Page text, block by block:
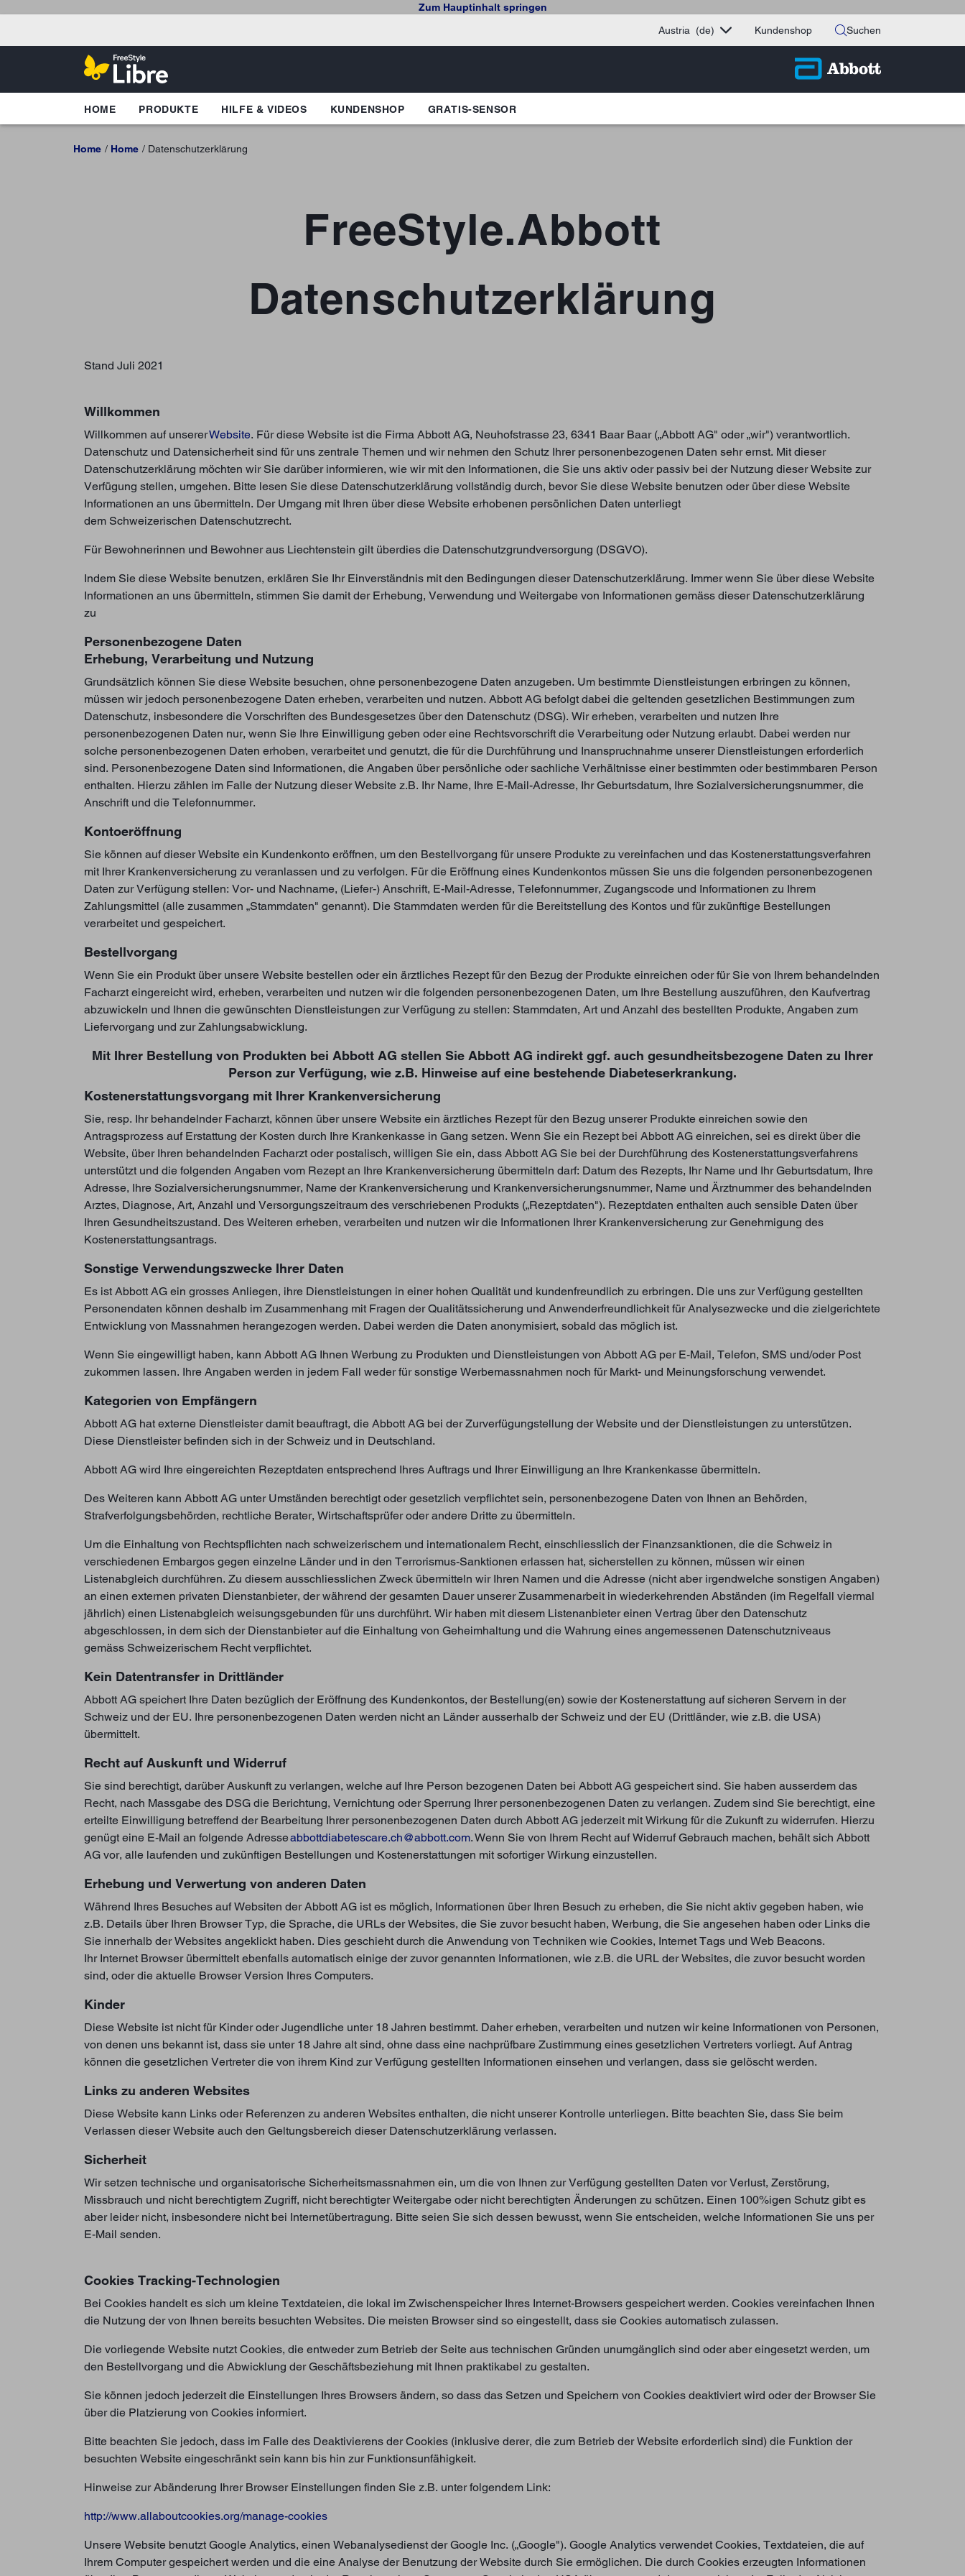
Zum Hauptinhalt springen
Austria
(de) Kundenshop Suchen
HOME PRODUKTE HILFE & VIDEOS KUNDENSHOP GRATIS-SENSOR
Home Home Datenschutzerklärung
FreeStyle.Abbott
Datenschutzerklärung
Stand Juli 2021
Willkommen
Willkommen auf unsererWebsite. Für diese Website ist die Firma Abbott AG, Neuhofstrasse 23, 6341 Baar Baar („Abbott AG" oder „wir") verantwortlich.
Datenschutz und Datensicherheit sind für uns zentrale Themen und wir nehmen den Schutz Ihrer personenbezogenen Daten sehr ernst. Mit dieser
Datenschutzerklärung möchten wir Sie darüber informieren, wie wir mit den Informationen, die Sie uns aktiv oder passiv bei der Nutzung dieser Website zur
Verfügung stellen, umgehen. Bitte lesen Sie diese Datenschutzerklärung vollständig durch, bevor Sie diese Website benutzen oder über diese Website
Informationen an uns übermitteln. Der Umgang mit Ihren über diese Website erhobenen persönlichen Daten unterliegt
dem Schweizerischen Datenschutzrecht.
Für Bewohnerinnen und Bewohner aus Liechtenstein gilt überdies die Datenschutzgrundversorgung (DSGVO).
Indem Sie diese Website benutzen, erklären Sie Ihr Einverständnis mit den Bedingungen dieser Datenschutzerklärung. Immer wenn Sie über diese Website
Informationen an uns übermitteln, stimmen Sie damit der Erhebung, Verwendung und Weitergabe von Informationen gemäss dieser Datenschutzerklärung
zu
Personenbezogene Daten
Erhebung, Verarbeitung und Nutzung
Grundsätzlich können Sie diese Website besuchen, ohne personenbezogene Daten anzugeben. Um bestimmte Dienstleistungen erbringen zu können,
müssen wir jedoch personenbezogene Daten erheben, verarbeiten und nutzen. Abbott AG befolgt dabei die geltenden gesetzlichen Bestimmungen zum
Datenschutz, insbesondere die Vorschriften des Bundesgesetzes über den Datenschutz (DSG). Wir erheben, verarbeiten und nutzen Ihre
personenbezogenen Daten nur, wenn Sie Ihre Einwilligung geben oder eine Rechtsvorschrift die Verarbeitung oder Nutzung erlaubt. Dabei werden nur
solche personenbezogenen Daten erhoben, verarbeitet und genutzt, die für die Durchführung und Inanspruchnahme unserer Dienstleistungen erforderlich
sind. Personenbezogene Daten sind Informationen, die Angaben über persönliche oder sachliche Verhältnisse einer bestimmten oder bestimmbaren Person
enthalten. Hierzu zählen im Falle der Nutzung dieser Website z.B. Ihr Name, Ihre E-Mail-Adresse, Ihr Geburtsdatum, Ihre Sozialversicherungsnummer, die
Anschrift und die Telefonnummer.
Kontoeröffnung
Sie können auf dieser Website ein Kundenkonto eröffnen, um den Bestellvorgang für unsere Produkte zu vereinfachen und das Kostenerstattungsverfahren
mit Ihrer Krankenversicherung zu veranlassen und zu verfolgen. Für die Eröffnung eines Kundenkontos müssen Sie uns die folgenden personenbezogenen
Daten zur Verfügung stellen: Vor- und Nachname, (Liefer-) Anschrift, E-Mail-Adresse, Telefonnummer, Zugangscode und Informationen zu Ihrem
Zahlungsmittel (alle zusammen „Stammdaten" genannt). Die Stammdaten werden für die Bereitstellung des Kontos und für zukünftige Bestellungen
verarbeitet und gespeichert.
Bestellvorgang
Wenn Sie ein Produkt über unsere Website bestellen oder ein ärztliches Rezept für den Bezug der Produkte einreichen oder für Sie von Ihrem behandelnden
Facharzt eingereicht wird, erheben, verarbeiten und nutzen wir die folgenden personenbezogenen Daten, um Ihre Bestellung auszuführen, den Kaufvertrag
abzuwickeln und Ihnen die gewünschten Dienstleistungen zur Verfügung zu stellen: Stammdaten, Art und Anzahl des bestellten Produkte, Angaben zum
Liefervorgang und zur Zahlungsabwicklung.
Mit Ihrer Bestellung von Produkten bei Abbott AG stellen Sie Abbott AG indirekt ggf. auch gesundheitsbezogene Daten zu Ihrer
Person zur Verfügung, wie z.B. Hinweise auf eine bestehende Diabeteserkrankung.
Kostenerstattungsvorgang mit Ihrer Krankenversicherung
Sie, resp. Ihr behandelnder Facharzt, können über unsere Website ein ärztliches Rezept für den Bezug unserer Produkte einreichen sowie den
Antragsprozess auf Erstattung der Kosten durch Ihre Krankenkasse in Gang setzen. Wenn Sie ein Rezept bei Abbott AG einreichen, sei es direkt über die
Website, über Ihren behandelnden Facharzt oder postalisch, willigen Sie ein, dass Abbott AG Sie bei der Durchführung des Kostenerstattungsverfahrens
unterstützt und die folgenden Angaben vom Rezept an Ihre Krankenversicherung übermitteln darf: Datum des Rezepts, Ihr Name und Ihr Geburtsdatum, Ihre
Adresse, Ihre Sozialversicherungsnummer, Name der Krankenversicherung und Krankenversicherungsnummer, Name und Ärztnummer des behandelnden
Arztes, Diagnose, Art, Anzahl und Versorgungszeitraum des verschriebenen Produkts („Rezeptdaten"). Rezeptdaten enthalten auch sensible Daten über
Ihren Gesundheitszustand. Des Weiteren erheben, verarbeiten und nutzen wir die Informationen Ihrer Krankenversicherung zur Genehmigung des
Kostenerstattungsantrags.
Sonstige Verwendungszwecke Ihrer Daten
Es ist Abbott AG ein grosses Anliegen, ihre Dienstleistungen in einer hohen Qualität und kundenfreundlich zu erbringen. Die uns zur Verfügung gestellten
Personendaten können deshalb im Zusammenhang mit Fragen der Qualitätssicherung und Anwenderfreundlichkeit für Analysezwecke und die zielgerichtete
Entwicklung von Massnahmen herangezogen werden. Dabei werden die Daten anonymisiert, sobald das möglich ist.
Wenn Sie eingewilligt haben, kann Abbott AG Ihnen Werbung zu Produkten und Dienstleistungen von Abbott AG per E-Mail, Telefon, SMS und/oder Post
zukommen lassen. Ihre Angaben werden in jedem Fall weder für sonstige Werbemassnahmen noch für Markt- und Meinungsforschung verwendet.
Kategorien von Empfängern
Abbott AG hat externe Dienstleister damit beauftragt, die Abbott AG bei der Zurverfügungstellung der Website und der Dienstleistungen zu unterstützen.
Diese Dienstleister befinden sich in der Schweiz und in Deutschland.
Abbott AG wird Ihre eingereichten Rezeptdaten entsprechend Ihres Auftrags und Ihrer Einwilligung an Ihre Krankenkasse übermitteln.
Des Weiteren kann Abbott AG unter Umständen berechtigt oder gesetzlich verpflichtet sein, personenbezogene Daten von Ihnen an Behörden,
Strafverfolgungsbehörden, rechtliche Berater, Wirtschaftsprüfer oder andere Dritte zu übermitteln.
Um die Einhaltung von Rechtspflichten nach schweizerischem und internationalem Recht, einschliesslich der Finanzsanktionen, die die Schweiz in
verschiedenen Embargos gegen einzelne Länder und in den Terrorismus-Sanktionen erlassen hat, sicherstellen zu können, müssen wir einen
Listenabgleich durchführen. Zu diesem ausschliesslichen Zweck übermitteln wir Ihren Namen und die Adresse (nicht aber irgendwelche sonstigen Angaben)
an einen externen privaten Dienstanbieter, der während der gesamten Dauer unserer Zusammenarbeit in wiederkehrenden Abständen (im Regelfall viermal
jährlich) einen Listenabgleich weisungsgebunden für uns durchführt. Wir haben mit diesem Listenanbieter einen Vertrag über den Datenschutz
abgeschlossen, in dem sich der Dienstanbieter auf die Einhaltung von Geheimhaltung und die Wahrung eines angemessenen Datenschutzniveaus
gemäss Schweizerischem Recht verpflichtet.
Kein Datentransfer in Drittländer
Abbott AG speichert Ihre Daten bezüglich der Eröffnung des Kundenkontos, der Bestellung(en) sowie der Kostenerstattung auf sicheren Servern in der
Schweiz und der EU. Ihre personenbezogenen Daten werden nicht an Länder ausserhalb der Schweiz und der EU (Drittländer, wie z.B. die USA)
übermittelt.
Recht auf Auskunft und Widerruf
Sie sind berechtigt, darüber Auskunft zu verlangen, welche auf Ihre Person bezogenen Daten bei Abbott AG gespeichert sind. Sie haben ausserdem das
Recht, nach Massgabe des DSG die Berichtung, Vernichtung oder Sperrung Ihrer personenbezogenen Daten zu verlangen. Zudem sind Sie berechtigt, eine
erteilte Einwilligung betreffend der Bearbeitung Ihrer personenbezogenen Daten durch Abbott AG jederzeit mit Wirkung für die Zukunft zu widerrufen. Hierzu
genügt eine E-Mail an folgende Adresseabbottdiabetescare.ch@abbott.com. Wenn Sie von Ihrem Recht auf Widerruf Gebrauch machen, behält sich Abbott
AG vor, alle laufenden und zukünftigen Bestellungen und Kostenerstattungen mit sofortiger Wirkung einzustellen.
Erhebung und Verwertung von anderen Daten
Während Ihres Besuches auf Websiten der Abbott AG ist es möglich, Informationen über Ihren Besuch zu erheben, die Sie nicht aktiv gegeben haben, wie
z.B. Details über Ihren Browser Typ, die Sprache, die URLs der Websites, die Sie zuvor besucht haben, Werbung, die Sie angesehen haben oder Links die
Sie innerhalb der Websites angeklickt haben. Dies geschieht durch die Anwendung von Techniken wie Cookies, Internet Tags und Web Beacons.
Ihr Internet Browser übermittelt ebenfalls automatisch einige der zuvor genannten Informationen, wie z.B. die URL der Websites, die zuvor besucht worden
sind, oder die aktuelle Browser Version Ihres Computers.
Kinder
Diese Website ist nicht für Kinder oder Jugendliche unter 18 Jahren bestimmt. Daher erheben, verarbeiten und nutzen wir keine Informationen von Personen,
von denen uns bekannt ist, dass sie unter 18 Jahre alt sind, ohne dass eine nachprüfbare Zustimmung eines gesetzlichen Vertreters vorliegt. Auf Antrag
können die gesetzlichen Vertreter die von ihrem Kind zur Verfügung gestellten Informationen einsehen und verlangen, dass sie gelöscht werden.
Links zu anderen Websites
Diese Website kann Links oder Referenzen zu anderen Websites enthalten, die nicht unserer Kontrolle unterliegen. Bitte beachten Sie, dass Sie beim
Verlassen dieser Website auch den Geltungsbereich dieser Datenschutzerklärung verlassen.
Sicherheit
Wir setzen technische und organisatorische Sicherheitsmassnahmen ein, um die von Ihnen zur Verfügung gestellten Daten vor Verlust, Zerstörung,
Missbrauch und nicht berechtigtem Zugriff, nicht berechtigter Weitergabe oder nicht berechtigten Änderungen zu schützen. Einen 100%igen Schutz gibt es
aber leider nicht, insbesondere nicht bei Internetübertragung. Bitte seien Sie sich dessen bewusst, wenn Sie entscheiden, welche Informationen Sie uns per
E-Mail senden.
Cookies Tracking-Technologien
Bei Cookies handelt es sich um kleine Textdateien, die lokal im Zwischenspeicher Ihres Internet-Browsers gespeichert werden. Cookies vereinfachen Ihnen
die Nutzung der von Ihnen bereits besuchten Websites. Die meisten Browser sind so eingestellt, dass sie Cookies automatisch zulassen.
Die vorliegende Website nutzt Cookies, die entweder zum Betrieb der Seite aus technischen Gründen unumgänglich sind oder aber eingesetzt werden, um
den Bestellvorgang und die Abwicklung der Geschäftsbeziehung mit Ihnen praktikabel zu gestalten.
Sie können jedoch jederzeit die Einstellungen Ihres Browsers ändern, so dass das Setzen und Speichern von Cookies deaktiviert wird oder der Browser Sie
über die Platzierung von Cookies informiert.
Bitte beachten Sie jedoch, dass im Falle des Deaktivierens der Cookies (inklusive derer, die zum Betrieb der Website erforderlich sind) die Funktion der
besuchten Website eingeschränkt sein kann bis hin zur Funktionsunfähigkeit.
Hinweise zur Abänderung Ihrer Browser Einstellungen finden Sie z.B. unter folgendem Link:
http://www.allaboutcookies.org/manage-cookies
Unsere Website benutzt Google Analytics, einen Webanalysedienst der Google Inc. („Google"). Google Analytics verwendet Cookies, Textdateien, die auf
Ihrem Computer gespeichert werden und die eine Analyse der Benutzung der Website durch Sie ermöglichen. Die durch Cookies erzeugten Informationen